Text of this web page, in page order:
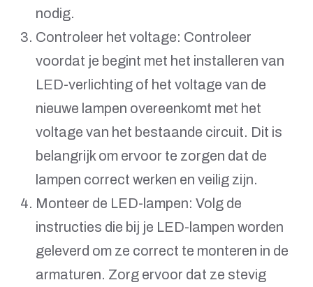
nodig.
Controleer het voltage: Controleer
voordat je begint met het installeren van
LED-verlichting of het voltage van de
nieuwe lampen overeenkomt met het
voltage van het bestaande circuit. Dit is
belangrijk om ervoor te zorgen dat de
lampen correct werken en veilig zijn.
Monteer de LED-lampen: Volg de
instructies die bij je LED-lampen worden
geleverd om ze correct te monteren in de
armaturen. Zorg ervoor dat ze stevig